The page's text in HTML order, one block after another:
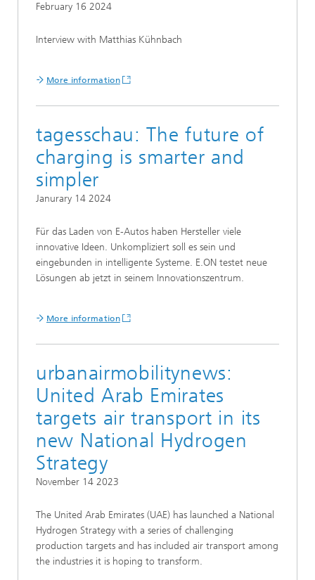
February 16 2024
Interview with Matthias Kühnbach
More information
tagesschau: The future of
charging is smarter and
simpler
Janurary 14 2024
Für das Laden von E-Autos haben Hersteller viele
innovative Ideen. Unkompliziert soll es sein und
eingebunden in intelligente Systeme. E.ON testet neue
Lösungen ab jetzt in seinem Innovationszentrum.
More information
urbanairmobilitynews:
United Arab Emirates
targets air transport in its
new National Hydrogen
Strategy
November 14 2023
The United Arab Emirates (UAE) has launched a National
Hydrogen Strategy with a series of challenging
production targets and has included air transport among
the industries it is hoping to transform.